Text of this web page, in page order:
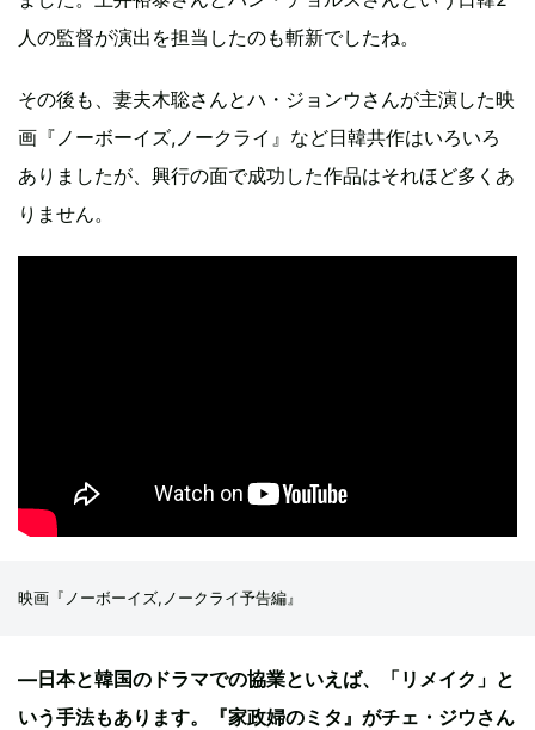
人の監督が演出を担当したのも斬新でしたね。
その後も、妻夫木聡さんとハ・ジョンウさんが主演した映
画『ノーボーイズ,ノークライ』など日韓共作はいろいろ
ありましたが、興行の面で成功した作品はそれほど多くあ
りません。
映画『ノーボーイズ,ノークライ予告編』
—日本と韓国のドラマでの協業といえば、「リメイク」と
いう手法もあります。『家政婦のミタ』がチェ・ジウさん